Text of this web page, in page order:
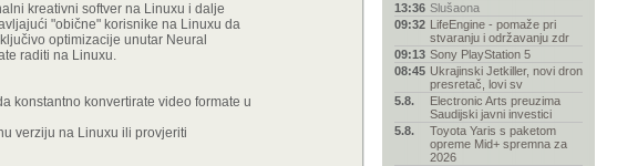
kreativni softver na Linuxu i dalje
"obične" korisnike na Linuxu da
optimizacije unutar Neural
raditi na Linuxu.
konstantno konvertirate video formate u
verziju na Linuxu ili provjeriti
13:36 Slušaona
09:32 LifeEngine - pomaže pri
stvaranju i održavanju zdr
09:13 Sony PlayStation 5
08:45 Ukrajinski Jetkiller, novi dron
presretač, lovi sv
5.8.
Electronic Arts preuzima
Saudijski javni investici
5.8.
Toyota Yaris s paketom
opreme Mid+ spremna za
2026